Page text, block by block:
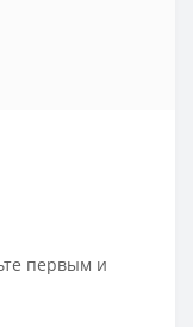
первым и